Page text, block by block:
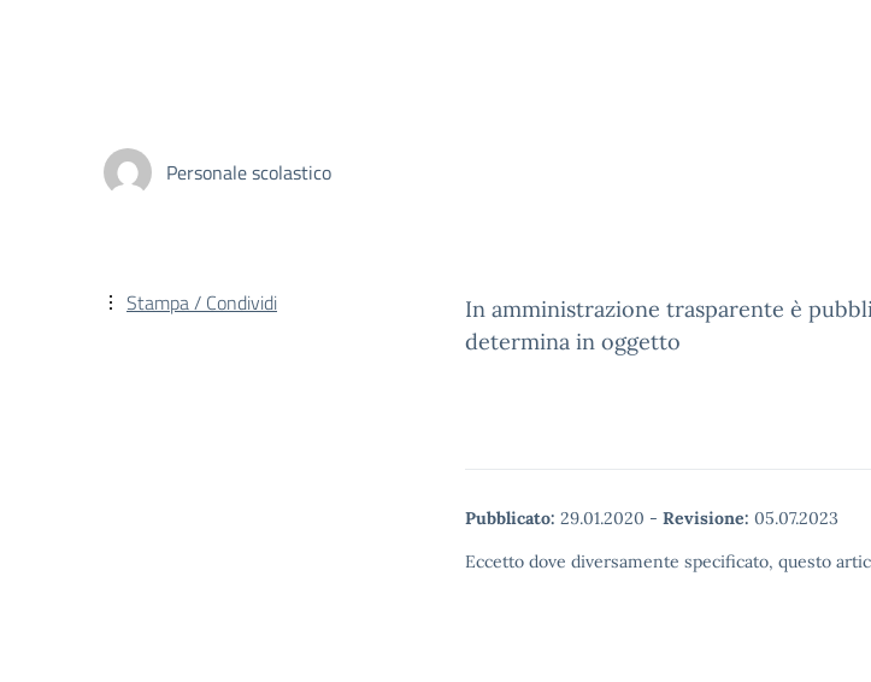
Personale scolastico
In amministrazione trasparente è
determina in oggetto
Pubblicato: 29.01.2020 - Revisione: 05.07.2023
Eccetto dove diversamente specificato, questo
Stampa / Condividi